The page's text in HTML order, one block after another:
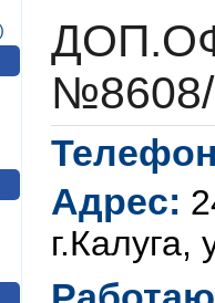
Адрес:
г.Калуга,